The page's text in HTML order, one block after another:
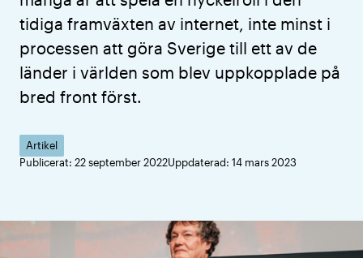
tidiga framväxten av internet, inte minst i
processen att göra Sverige till ett av de
länder i världen som blev uppkopplade på
bred front först.
Artikel
Publicerat: 22 september 2022Uppdaterad: 14 mars 2023